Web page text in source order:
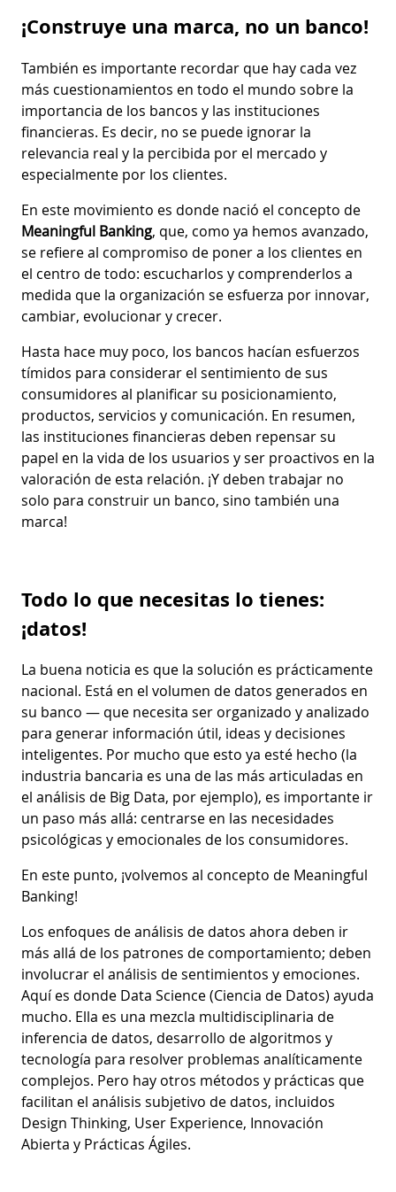
¡Construye una marca, no un banco!
También es importante recordar que hay cada vez
más cuestionamientos en todo el mundo sobre la
importancia de los bancos y las instituciones
financieras. Es decir, no se puede ignorar la
relevancia real y la percibida por el mercado y
especialmente por los clientes.
En este movimiento es donde nació el concepto de
Meaningful Banking, que, como ya hemos avanzado,
se refiere al compromiso de poner a los clientes en
el centro de todo: escucharlos y comprenderlos a
medida que la organización se esfuerza por innovar,
cambiar, evolucionar y crecer.
Hasta hace muy poco, los bancos hacían esfuerzos
tímidos para considerar el sentimiento de sus
consumidores al planificar su posicionamiento,
productos, servicios y comunicación. En resumen,
las instituciones financieras deben repensar su
papel en la vida de los usuarios y ser proactivos en la
valoración de esta relación. ¡Y deben trabajar no
solo para construir un banco, sino también una
marca!
Todo lo que necesitas lo tienes:
¡datos!
La buena noticia es que la solución es prácticamente
nacional. Está en el volumen de datos generados en
su banco — que necesita ser organizado y analizado
para generar información útil, ideas y decisiones
inteligentes. Por mucho que esto ya esté hecho (la
industria bancaria es una de las más articuladas en
el análisis de Big Data, por ejemplo), es importante ir
un paso más allá: centrarse en las necesidades
psicológicas y emocionales de los consumidores.
En este punto, ¡volvemos al concepto de Meaningful
Banking!
Los enfoques de análisis de datos ahora deben ir
más allá de los patrones de comportamiento; deben
involucrar el análisis de sentimientos y emociones.
Aquí es donde Data Science (Ciencia de Datos) ayuda
mucho. Ella es una mezcla multidisciplinaria de
inferencia de datos, desarrollo de algoritmos y
tecnología para resolver problemas analíticamente
complejos. Pero hay otros métodos y prácticas que
facilitan el análisis subjetivo de datos, incluidos
Design Thinking, User Experience, Innovación
Abierta y Prácticas Ágiles.